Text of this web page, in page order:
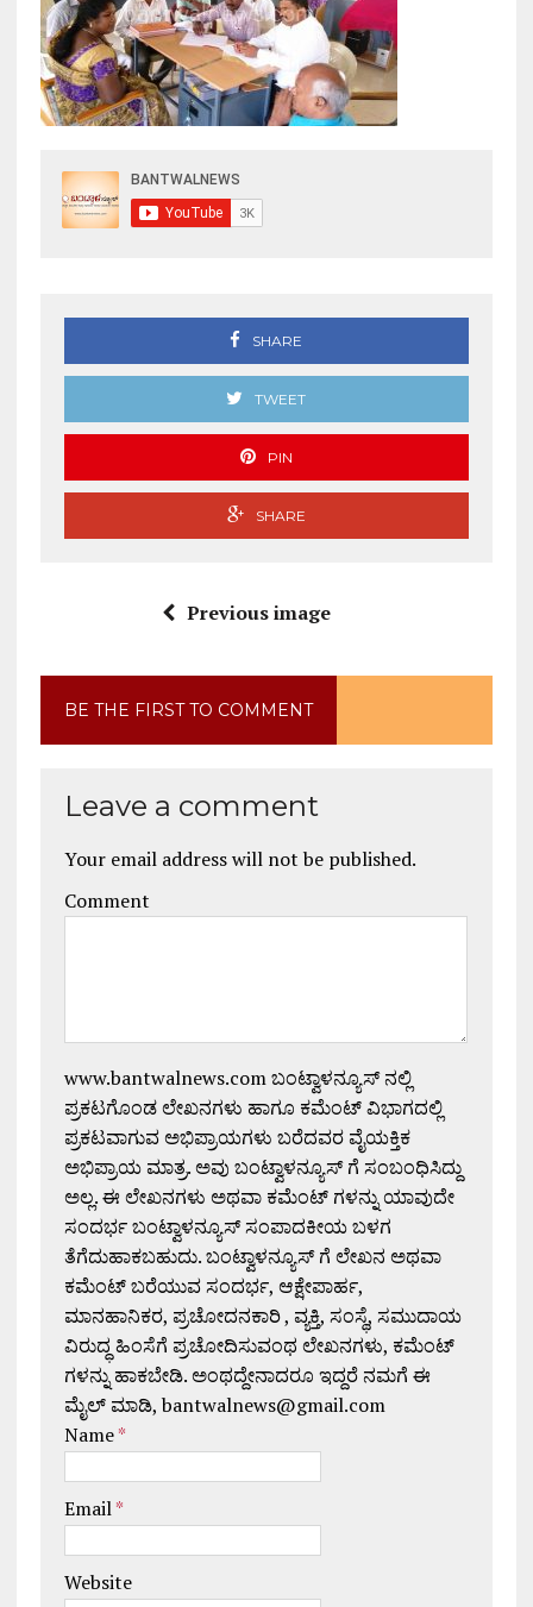
SHARE
TWEET
PIN
SHARE
Previous image
BE THE FIRST TO COMMENT
Leave a comment
Your email address will not be published.
Comment
www.bantwalnews.com ಬಂಟ್ವಾಳನ್ಯೂಸ್ ನಲ್ಲಿ
ಪ್ರಕಟಗೊಂಡ ಲೇಖನಗಳು ಹಾಗೂ ಕಮೆಂಟ್ ವಿಭಾಗದಲ್ಲಿ
ಪ್ರಕಟವಾಗುವ ಅಭಿಪ್ರಾಯಗಳು ಬರೆದವರ ವೈಯಕ್ತಿಕ
ಅಭಿಪ್ರಾಯ ಮಾತ್ರ. ಅವು ಬಂಟ್ವಾಳನ್ಯೂಸ್ ಗೆ ಸಂಬಂಧಿಸಿದ್ದು
ಅಲ್ಲ. ಈ ಲೇಖನಗಳು ಅಥವಾ ಕಮೆಂಟ್ ಗಳನ್ನು ಯಾವುದೇ
ಸಂದರ್ಭ ಬಂಟ್ವಾಳನ್ಯೂಸ್ ಸಂಪಾದಕೀಯ ಬಳಗ
ತೆಗೆದುಹಾಕಬಹುದು. ಬಂಟ್ವಾಳನ್ಯೂಸ್ ಗೆ ಲೇಖನ ಅಥವಾ
ಕಮೆಂಟ್ ಬರೆಯುವ ಸಂದರ್ಭ, ಆಕ್ಷೇಪಾರ್ಹ,
ಮಾನಹಾನಿಕರ, ಪ್ರಚೋದನಕಾರಿ , ವ್ಯಕ್ತಿ, ಸಂಸ್ಥೆ, ಸಮುದಾಯ
ವಿರುದ್ಧ ಹಿಂಸೆಗೆ ಪ್ರಚೋದಿಸುವಂಥ ಲೇಖನಗಳು, ಕಮೆಂಟ್
ಗಳನ್ನು ಹಾಕಬೇಡಿ. ಅಂಥದ್ದೇನಾದರೂ ಇದ್ದರೆ ನಮಗೆ ಈ
ಮೈಲ್ ಮಾಡಿ, bantwalnews@gmail.com
Name*
Email*
Website